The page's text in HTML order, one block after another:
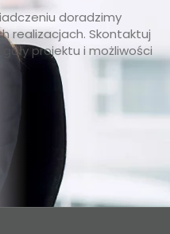
doradzimy
realizacjach. Skontaktuj
projektu i możliwości